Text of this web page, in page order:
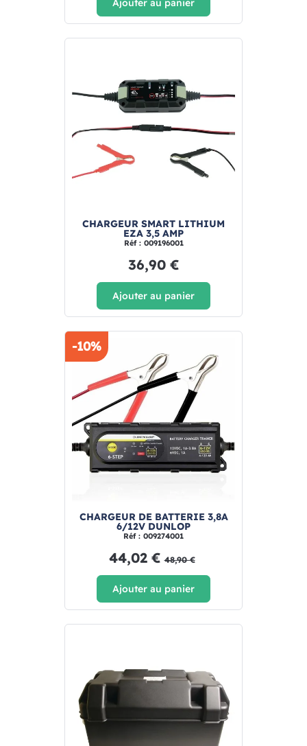
Ajouter au panier
CHARGEUR SMART LITHIUM
EZA 3,5 AMP
Réf : 009196001
36,90 €
Ajouter au panier
-10%
CHARGEUR DE BATTERIE 3,8A
6/12V DUNLOP
Réf : 009274001
44,02 € 48,90 €
Ajouter au panier